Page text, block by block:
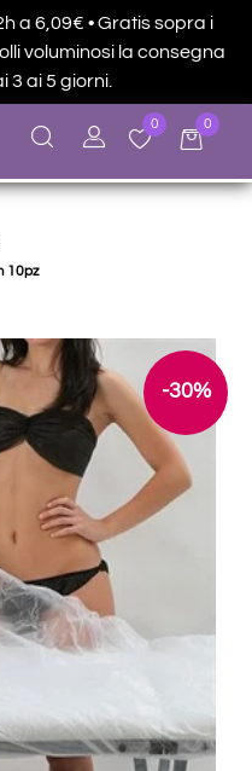
a 6,09€ • Gratis sopra i
voluminosi la consegna
3 ai 5 giorni.
0 0
10pz
-30%